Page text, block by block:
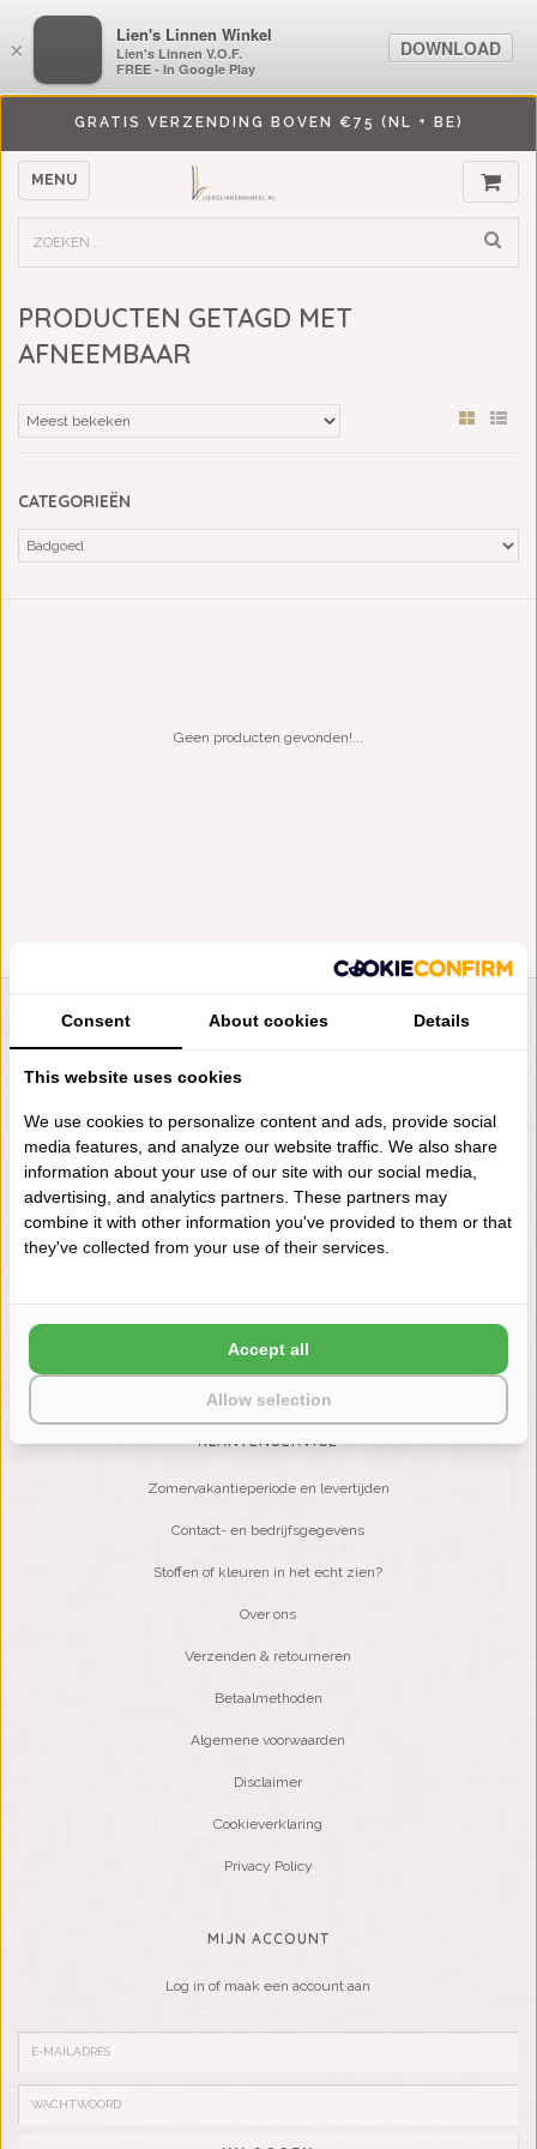
GRATIS VERZENDING BOVEN €75 (NL + BE)
MENU
PRODUCTEN GETAGD MET
AFNEEMBAAR
CATEGORIEËN
Geen producten gevonden!...
LIENSLINNENWINKEL.NL
VRAGEN? BEL DAN
NIEUWSBRIEF
Wilt u op de hoogte blijven?
Word lid van onze mailinglijst:
KLANTENSERVICE
Zomervakantieperiode en levertijden
Contact- en bedrijfsgegevens
Stoffen of kleuren in het echt zien?
Over ons
Verzenden & retourneren
Betaalmethoden
Algemene voorwaarden
Disclaimer
Cookieverklaring
Privacy Policy
MIJN ACCOUNT
Log in of maak een account aan
×
LiensLinnenwinkel.nl
Lien's Linnen V.O.F.
FREE - In Google Play
DOWNLOAD
Consent About cookies Details
This website uses cookies
We use cookies to personalize content and ads, provide social
media features, and analyze our website traffic. We also share
information about your use of our site with our social media,
advertising, and analytics partners. These partners may
combine it with other information you've provided to them or that
they've collected from your use of their services.
Allow selection
Accept all
×
Lien's Linnen Winkel
Lien's Linnen V.O.F.
FREE - In Google Play
DOWNLOAD